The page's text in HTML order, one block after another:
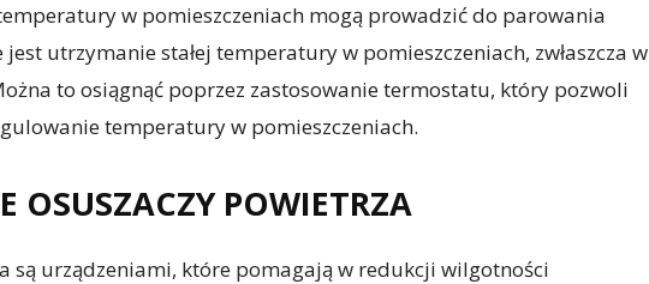
w pomieszczeniach mogą prowadzić do parowania
utrzymanie stałej temperatury w pomieszczeniach, zwłaszcza w
to osiągnąć poprzez zastosowanie termostatu, który pozwoli
temperatury w pomieszczeniach.
OSUSZACZY POWIETRZA
są urządzeniami, które pomagają w redukcji wilgotności